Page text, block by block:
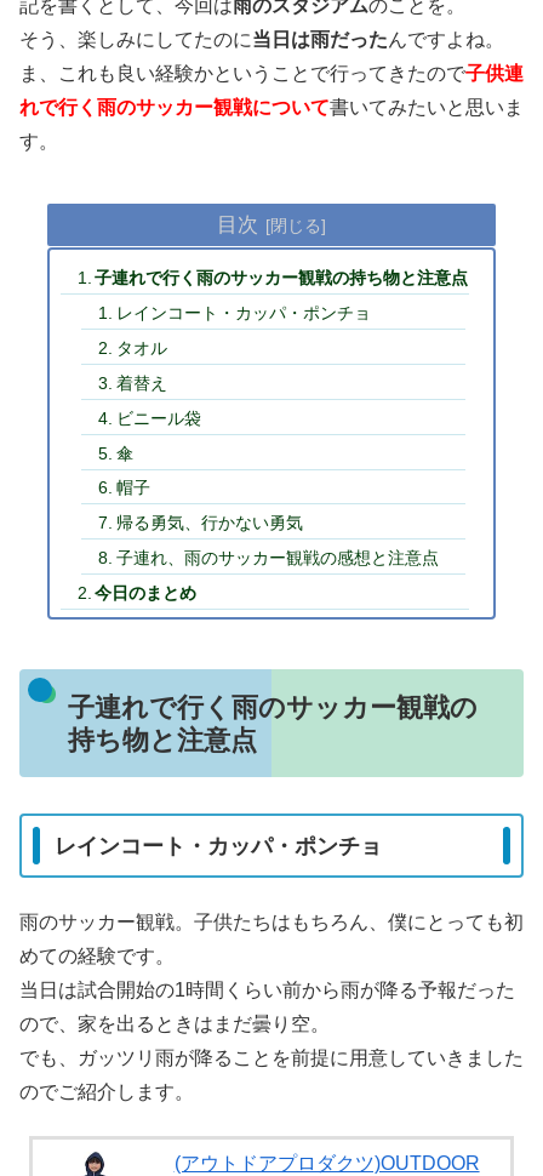
記を書くとして、今回は雨のスタジアムのことを。
そう、楽しみにしてたのに当日は雨だったんですよね。
ま、これも良い経験かということで行ってきたので子供連
れで行く雨のサッカー観戦について書いてみたいと思いま
す。
目次
子連れで行く雨のサッカー観戦の持ち物と注意点
レインコート・カッパ・ポンチョ
タオル
着替え
ビニール袋
傘
帽子
帰る勇気、行かない勇気
子連れ、雨のサッカー観戦の感想と注意点
今日のまとめ
子連れで行く雨のサッカー観戦の
持ち物と注意点
レインコート・カッパ・ポンチョ
雨のサッカー観戦。子供たちはもちろん、僕にとっても初
めての経験です。
当日は試合開始の1時間くらい前から雨が降る予報だった
ので、家を出るときはまだ曇り空。
でも、ガッツリ雨が降ることを前提に用意していきました
のでご紹介します。
(アウトドアプロダクツ)OUTDOOR